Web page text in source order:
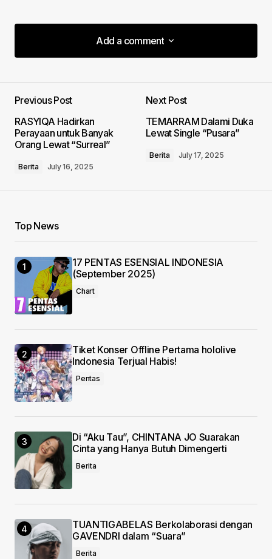
Add a comment
Add a comment
Required fields are marked*
Your Name
Your E-mail*
Save my name, email, and website in this
browser for the next time I comment.
Submit Comment
Previous Post
RASYIQA Hadirkan
Perayaan untuk Banyak
Orang Lewat “Surreal”
Berita July 16, 2025
Next Post
TEMARRAM Dalami Duka
Lewat Single “Pusara”
Berita July 17, 2025
Top News
17 PENTAS ESENSIAL INDONESIA
(September 2025)
Chart
Tiket Konser Offline Pertama hololive
Indonesia Terjual Habis!
Pentas
Di “Aku Tau”, CHINTANA JO Suarakan
Cinta yang Hanya Butuh Dimengerti
Berita
TUANTIGABELAS Berkolaborasi dengan
GAVENDRI dalam “Suara”
Berita